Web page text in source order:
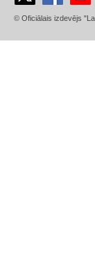
© Oficiālais izdevējs